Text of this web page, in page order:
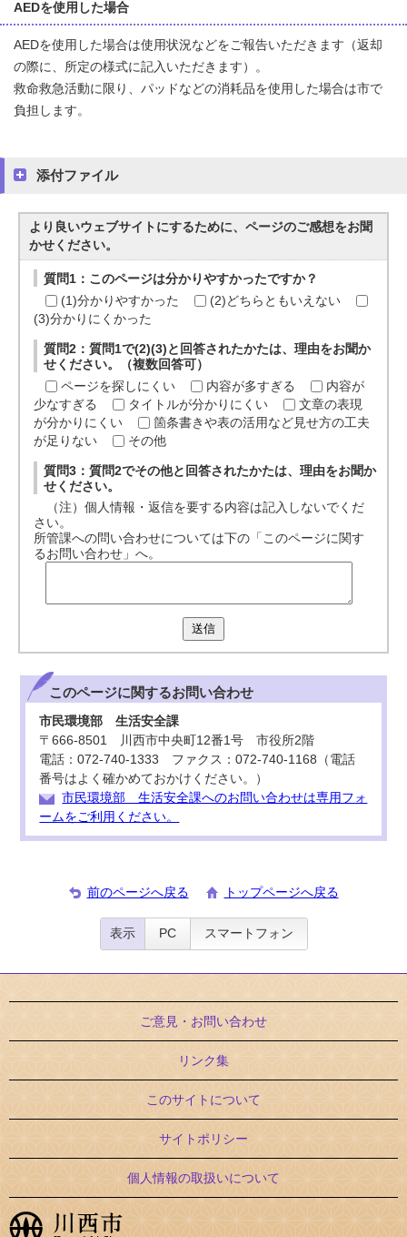
AEDを使用した場合
AEDを使用した場合は使用状況などをご報告いただきます（返却
の際に、所定の様式に記入いただきます）。
救命救急活動に限り、パッドなどの消耗品を使用した場合は市で
負担します。
添付ファイル
より良いウェブサイトにするために、ページのご感想をお聞
かせください。
質問1：このページは分かりやすかったですか？
(1)分かりやすかった
(2)どちらともいえない
(3)分かりにくかった
質問2：質問1で(2)(3)と回答されたかたは、理由をお聞か
せください。（複数回答可）
ページを探しにくい
内容が多すぎる
内容が
少なすぎる
タイトルが分かりにくい
文章の表現
が分かりにくい
箇条書きや表の活用など見せ方の工夫
が足りない
その他
質問3：質問2でその他と回答されたかたは、理由をお聞か
せください。
（注）個人情報・返信を要する内容は記入しないでくだ
さい。
所管課への問い合わせについては下の「このページに関す
るお問い合わせ」へ。
送信
このページに関するお問い合わせ
市民環境部 生活安全課
〒666-8501 川西市中央町12番1号 市役所2階
電話：072-740-1333 ファクス：072-740-1168（電話
番号はよく確かめておかけください。）
市民環境部 生活安全課へのお問い合わせは専用フォ
ームをご利用ください。
前のページへ戻る トップページへ戻る
表示 PC スマートフォン
ご意見・お問い合わせ
リンク集
このサイトについて
サイトポリシー
個人情報の取扱いについて